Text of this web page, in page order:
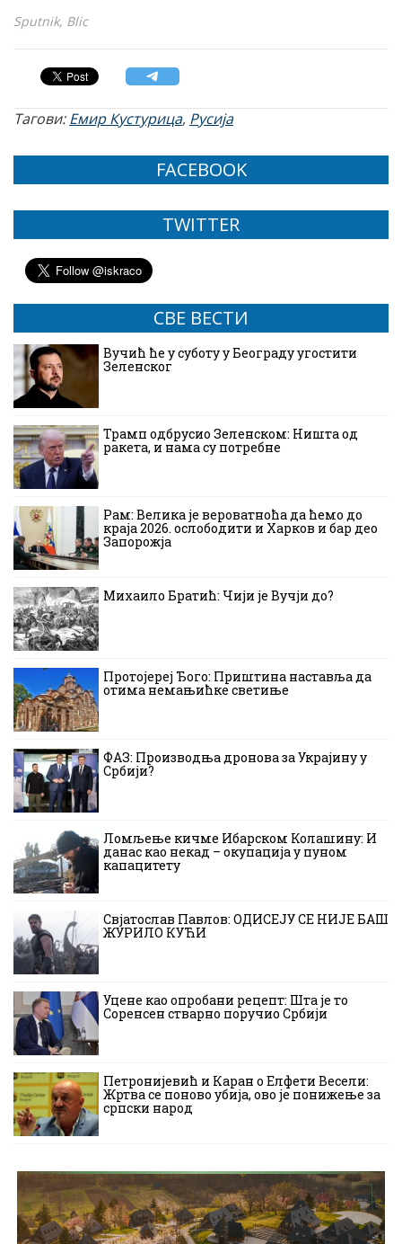
Sputnik, Blic
Тагови:Емир Кустурица, Русија
FACEBOOK
TWITTER
СВЕ ВЕСТИ
Вучић ће у суботу у Београду угостити
Зеленског
Трамп одбрусио Зеленском: Ништа од
ракета, и нама су потребне
Рам: Велика је вероватноћа да ћемо до
краја 2026. ослободити и Харков и бар део
Запорожја
Михаило Братић: Чији је Вучји до?
Протојереј Ђого: Приштина наставља да
отима немањићке светиње
ФАЗ: Производња дронова за Украјину у
Србији?
Ломљење кичме Ибарском Колашину: И
данас као некад – окупација у пуном
капацитету
Свјатослав Павлов: ОДИСЕЈУ СЕ НИЈЕ БАШ
ЖУРИЛО КУЋИ
Уцене као опробани рецепт: Шта је то
Соренсен стварно поручио Србији
Петронијевић и Каран о Елфети Весели:
Жртва се поново убија, ово је понижење за
српски народ